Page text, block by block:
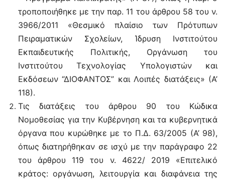
τροποποιήθηκε με την παρ. 11 του άρθρου 58 του ν.
3966/2011 «Θεσμικό πλαίσιο των Πρότυπων
Πειραματικών Σχολείων, Ίδρυση Ινστιτούτου
Εκπαιδευτικής Πολιτικής, Οργάνωση του
Ινστιτούτου Τεχνολογίας Υπολογιστών και
Εκδόσεων “ΔΙΟΦΑΝΤΟΣ” και Λοιπές διατάξεις» (Α’
118).
Τις διατάξεις του άρθρου 90 του Κώδικα
Νομοθεσίας για την Κυβέρνηση και τα κυβερνητικά
όργανα που κυρώθηκε με το Π.Δ. 63/2005 (Α’ 98),
όπως διατηρήθηκαν σε ισχύ με την παράγραφο 22
του άρθρου 119 του ν. 4622/ 2019 «Επιτελικό
κράτος: οργάνωση, λειτουργία και διαφάνεια της